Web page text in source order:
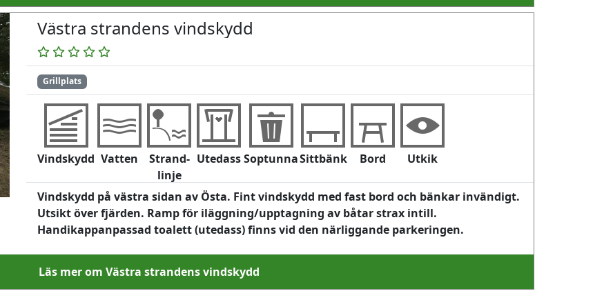
Västra strandens vindskydd
Grillplats
Vindskydd Vatten
Strand-
linje
UtedassSoptunnaSittbänk Bord Utkik
Vindskydd på västra sidan av Östa. Fint vindskydd med fast bord och bänkar invändigt.
Utsikt över fjärden. Ramp för iläggning/upptagning av båtar strax intill.
Handikappanpassad toalett (utedass) finns vid den närliggande parkeringen.
Läs mer om Västra strandens vindskydd